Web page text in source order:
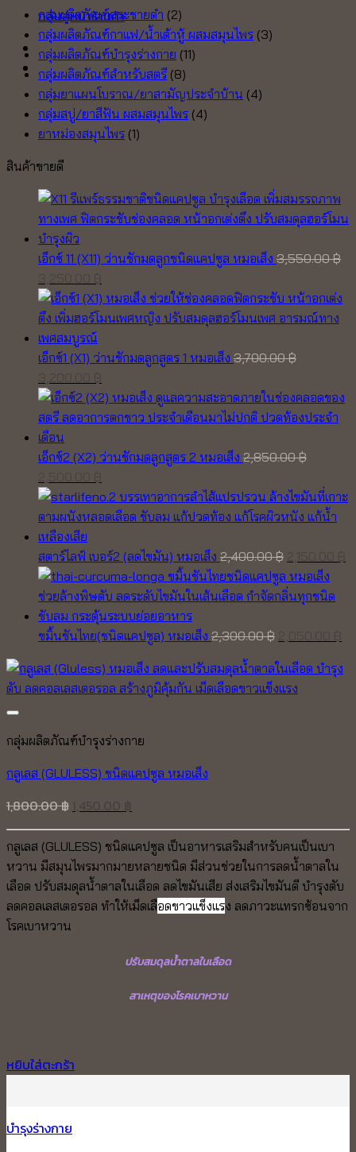
กลับสู่หน้าร้านค้า
กลุ่มผลิตภัณฑ์กระชายดำ (2)
กลุ่มผลิตภัณฑ์กาแฟ/น้ำเต้าหู้ ผสมสมุนไพร (3)
กลุ่มผลิตภัณฑ์บำรุงร่างกาย (11)
กลุ่มผลิตภัณฑ์สำหรับสตรี (8)
กลุ่มยาแผนโบราณ/ยาสามัญประจำบ้าน (4)
กลุ่มสบู่/ยาสีฟัน ผสมสมุนไพร (4)
ยาหม่องสมุนไพร (1)
สินค้าขายดี
เอ็กซ์ 11 (X11) ว่านชักมดลูกชนิดแคปซูล หมอเส็ง 3,550.00฿
price
was:
3,550.00 ฿.
price
is:
เอ็กซ์1 (X1) ว่านชักมดลูกสูตร 1 หมอเส็ง 3,700.00฿
price
was:
3,700.00 ฿.
price
is:
เอ็กซ์2 (X2) ว่านชักมดลูกสูตร 2 หมอเส็ง 2,850.00฿
price
was:
2,850.00 ฿.
price
is:
สตาร์ไลฟ์ เบอร์2 (ลดไขมัน) หมอเส็ง 2,400.00฿
price
was:
ขมิ้นชันไทย(ชนิดแคปซูล) หมอเส็ง 2,300.00฿
was:
2,300.00 ฿.
is:
กลุ่มผลิตภัณฑ์บำรุงร่างกาย
กลูเลส (GLULESS) ชนิดแคปซูล หมอเส็ง
1,800.00฿
price
was:
1,800.00 ฿.
price
is:
1,450.00 ฿.
กลูเลส (GLULESS) ชนิดแคปซูล เป็นอาหารเสริมสำหรับคนเป็นเบา
หวาน มีสมุนไพรมากมายหลายชนิด มีส่วนช่วยในการลดน้ำตาลใน
เลือด ปรับสมดุลน้ำตาลในเลือด ลดไขมันเสีย ส่งเสริมไขมันดี บำรุงตับ
ลดคอลเลสเตอรอล ทำให้เม็ดเลือดขาวแข็งแรง ลดภาวะแทรกซ้อนจาก
โรคเบาหวาน
ปรับสมดุลน้ำตาลในเลือด
สาเหตุของโรคเบาหวาน
หยิบใส่ตะกร้า
บำรุงร่างกาย